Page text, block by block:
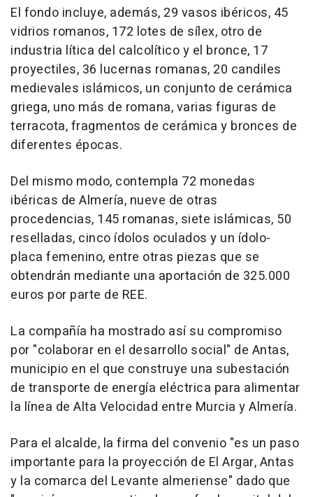
El fondo incluye, además, 29 vasos ibéricos, 45
vidrios romanos, 172 lotes de sílex, otro de
industria lítica del calcolítico y el bronce, 17
proyectiles, 36 lucernas romanas, 20 candiles
medievales islámicos, un conjunto de cerámica
griega, uno más de romana, varias figuras de
terracota, fragmentos de cerámica y bronces de
diferentes épocas.
Del mismo modo, contempla 72 monedas
ibéricas de Almería, nueve de otras
procedencias, 145 romanas, siete islámicas, 50
reselladas, cinco ídolos oculados y un ídolo-
placa femenino, entre otras piezas que se
obtendrán mediante una aportación de 325.000
euros por parte de REE.
La compañía ha mostrado así su compromiso
por "colaborar en el desarrollo social" de Antas,
municipio en el que construye una subestación
de transporte de energía eléctrica para alimentar
la línea de Alta Velocidad entre Murcia y Almería.
Para el alcalde, la firma del convenio "es un paso
importante para la proyección de El Argar, Antas
y la comarca del Levante almeriense" dado que